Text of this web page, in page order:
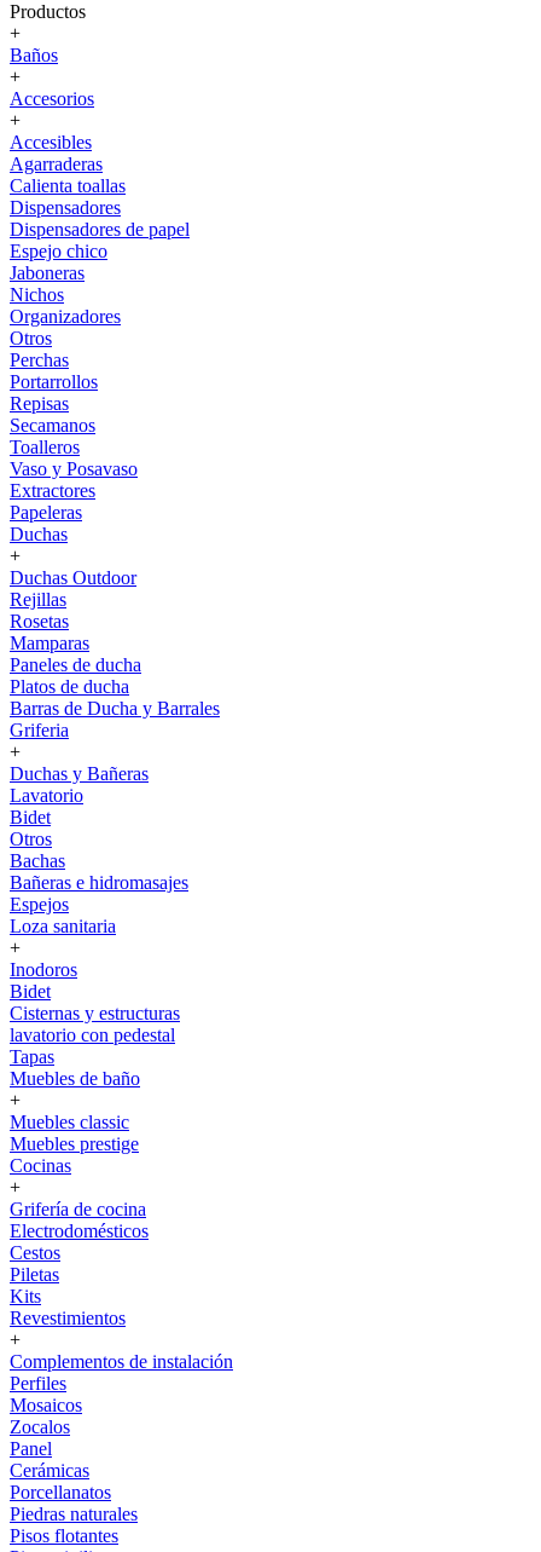
Productos
+
Baños
+
Accesorios
+
Accesibles
Agarraderas
Calienta toallas
Dispensadores
Dispensadores de papel
Espejo chico
Jaboneras
Nichos
Organizadores
Otros
Perchas
Portarrollos
Repisas
Secamanos
Toalleros
Vaso y Posavaso
Extractores
Papeleras
Duchas
+
Duchas Outdoor
Rejillas
Rosetas
Mamparas
Paneles de ducha
Platos de ducha
Barras de Ducha y Barrales
Griferia
+
Duchas y Bañeras
Lavatorio
Bidet
Otros
Bachas
Bañeras e hidromasajes
Espejos
Loza sanitaria
+
Inodoros
Bidet
Cisternas y estructuras
lavatorio con pedestal
Tapas
Muebles de baño
+
Muebles classic
Muebles prestige
Cocinas
+
Grifería de cocina
Electrodomésticos
Cestos
Piletas
Kits
Revestimientos
+
Complementos de instalación
Perfiles
Mosaicos
Zocalos
Panel
Cerámicas
Porcellanatos
Piedras naturales
Pisos flotantes